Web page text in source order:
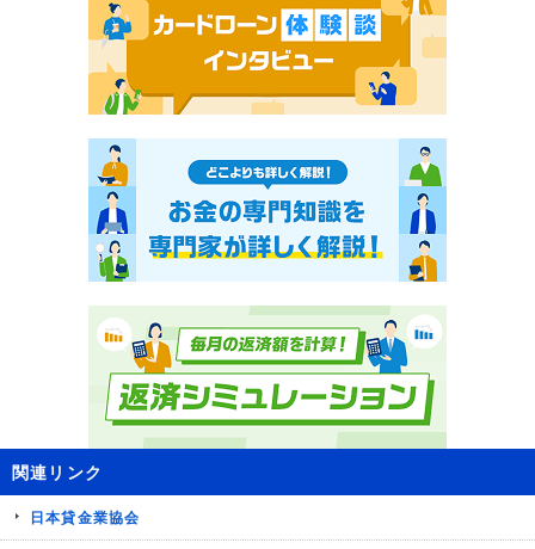
関連リンク
日本貸金業協会